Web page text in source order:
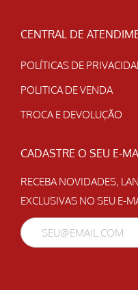
CENTRAL DE
POLÍTICAS DE
POLITICA DE VENDA
TROCA E DEVOLUÇÃO
CADASTRE O SEU E-
RECEBA NOVIDADES,
EXCLUSIVAS NO SEU E-